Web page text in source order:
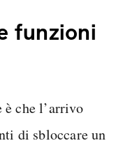
funzioni
che l’arrivo
di sbloccare un